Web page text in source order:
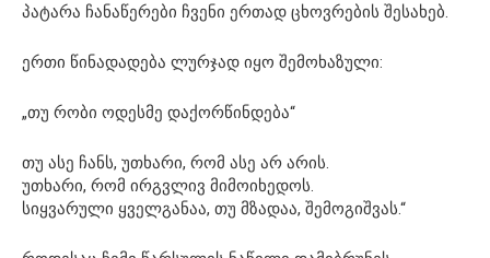
პატარა ჩანაწერები ჩვენი ერთად ცხოვრების შესახებ.
ერთი წინადადება ლურჯად იყო შემოხაზული:
„თუ რობი ოდესმე დაქორწინდება“
თუ ასე ჩანს, უთხარი, რომ ასე არ არის.
უთხარი, რომ ირგვლივ მიმოიხედოს.
სიყვარული ყველგანაა, თუ მზადაა, შემოგიშვას.“